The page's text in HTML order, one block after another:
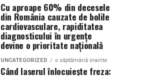
Cu aproape 60% din decesele
din România cauzate de bolile
cardiovasculare, rapiditatea
diagnosticului în urgențe
devine o prioritate națională
UNCATEGORIZED o săptămână inainte
Când laserul înlocuiește freza: